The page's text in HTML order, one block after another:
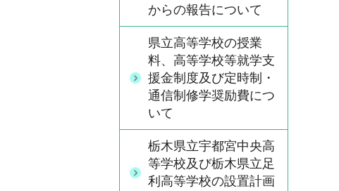
からの報告について
県立高等学校の授業
料、高等学校等就学支
援金制度及び定時制・
通信制修学奨励費につ
いて
栃木県立宇都宮中央高
等学校及び栃木県立足
利高等学校の設置計画